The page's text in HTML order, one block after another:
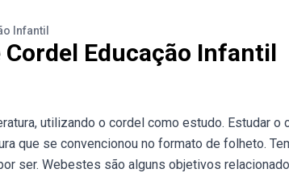
Infantil
Educação Infantil
utilizando o cordel como estudo. Estudar o
que se convencionou no formato de folheto.
ser. Webestes são alguns objetivos